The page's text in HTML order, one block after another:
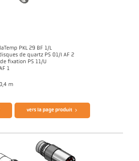
PKL 29 BF 1/L
de quartz PS 01/I AF 2
fixation PS 11/U
1
m
PKL
vers la page produit